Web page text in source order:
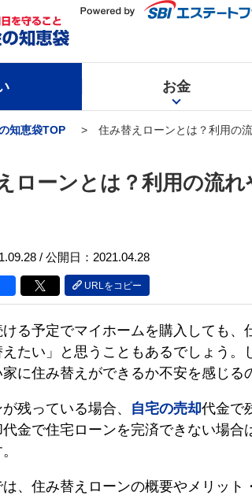
お金
知恵袋TOP 住み替えローンとは？利用の
ローンとは？利用の流
/ 公開日：2021.04.28
URLをコピー
る予定でマイホームを購入しても
たい」と思うこともあるでしょう
に住み替えができるか不安を感じる
残っている場合、 自宅の売却代金で
金で住宅ローンを完済できない場合
、 住み替えローンの概要やメリット